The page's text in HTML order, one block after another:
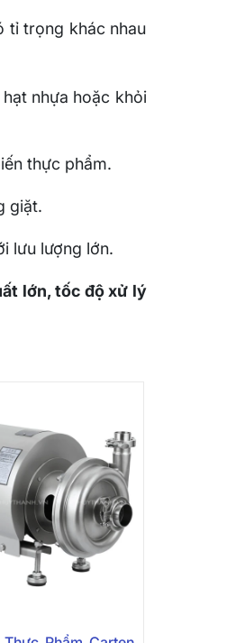
tỉ trọng khác nhau
nhựa hoặc khỏi
thực phẩm.
giặt.
lưu lượng lớn.
lớn, tốc độ xử lý